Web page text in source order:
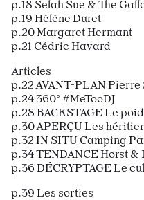
p.18 Selah Sue & The
p.19 Hélène Duret
p.20 Margaret Hermant
p.21 Cédric Havard
Articles
p.22 AVANT-PLAN
p.24 360° #MeTooDJ
p.28 BACKSTAGE Le
p.30 APERÇU Les
p.32 IN SITU Camping
p.34 TENDANCE Horst &
p.36 DÉCRYPTAGE Le
p.39 Les sorties